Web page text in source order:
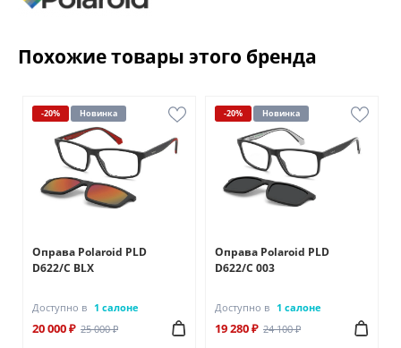
Похожие товары этого бренда
-20% Новинка
Оправа Polaroid PLD
D622/C BLX
Доступно в 1 салоне
20 000 ₽ 25 000 ₽
-20% Новинка
Оправа Polaroid PLD
D622/C 003
Доступно в 1 салоне
19 280 ₽ 24 100 ₽